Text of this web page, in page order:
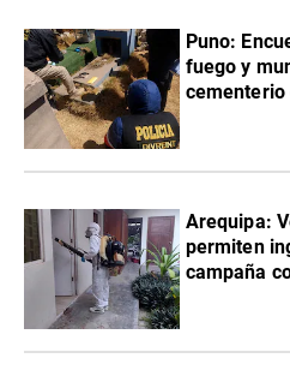
Puno:
fuego y
cementerio
Arequipa:
permiten
campaña